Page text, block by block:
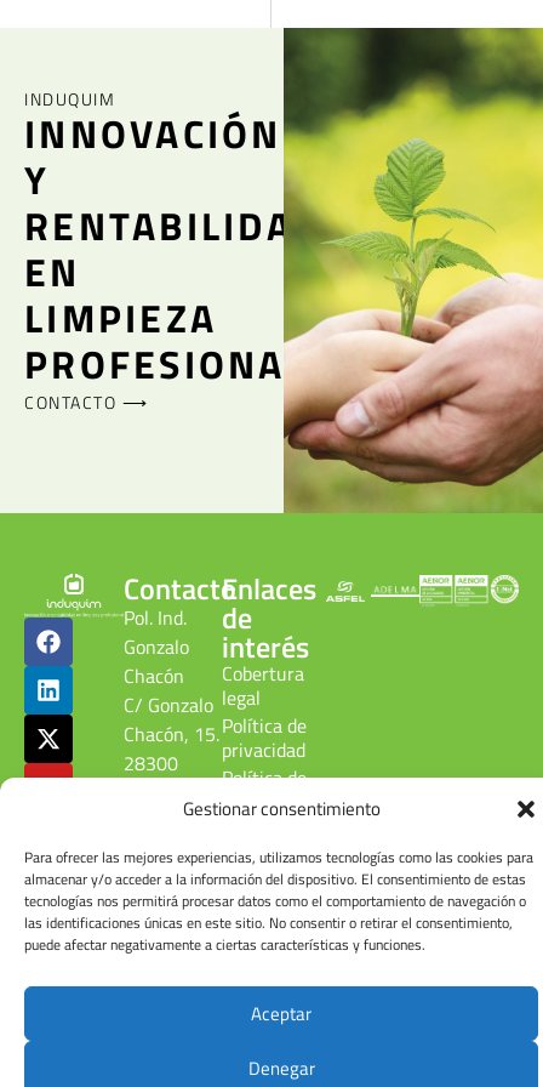
Gestionar consentimiento
Para ofrecer las mejores experiencias, utilizamos tecnologías como las cookies para
almacenar y/o acceder a la información del dispositivo. El consentimiento de estas
tecnologías nos permitirá procesar datos como el comportamiento de navegación o
las identificaciones únicas en este sitio. No consentir o retirar el consentimiento,
puede afectar negativamente a ciertas características y funciones.
Aceptar
Denegar
INDUQUIM
INNOVACIÓN
Y
RENTABILIDAD
EN
LIMPIEZA
PROFESIONAL
CONTACTO ⟶
Contacto
Pol. Ind.
Gonzalo
Chacón
C/ Gonzalo
Chacón, 15.
28300
ESPAÑA
Tel: +34
918 090
215
Enlaces
de
interés
Cobertura
legal
Política de
privacidad
Política de
calidad
ambiental
Canal
denuncias
Cuenta de
usuario
© Induquim2026